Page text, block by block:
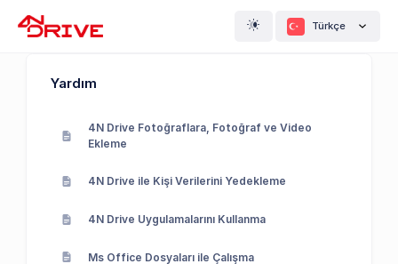
Türkçe
Yardım
4N Drive Fotoğraflara, Fotoğraf ve Video
Ekleme
4N Drive ile Kişi Verilerini Yedekleme
4N Drive Uygulamalarını Kullanma
Ms Office Dosyaları ile Çalışma